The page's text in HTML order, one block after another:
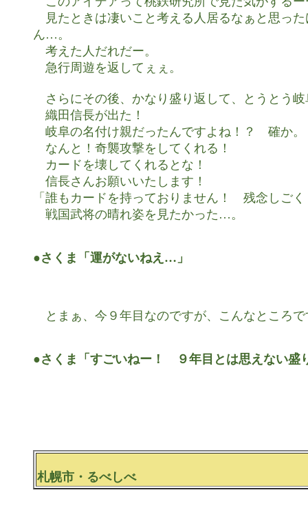
見たときは凄いこと考える人居るなぁと思っ
ん…。
考えた人だれだー。
急行周遊を返してぇぇ。
さらにその後、かなり盛り返して、とうとう岐
織田信長が出た！
岐阜の名付け親だったんですよね！？　確か。
なんと！奇襲攻撃をしてくれる！
カードを壊してくれるとな！
信長さんお願いいたします！
「誰もカードを持っておりません！　残念しご
戦国武将の晴れ姿を見たかった…。
●さくま「運がないねえ…」
とまぁ、今９年目なのですが、こんなところで
●さくま「すごいねー！　９年目とは思えない盛
札幌市・るべしべ